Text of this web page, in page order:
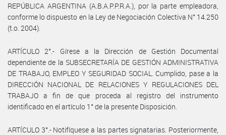
REPÚBLICA ARGENTINA (A.B.A.P.P.R.A.), por la parte empleadora,
conforme lo dispuesto en la Ley de Negociación Colectiva N° 14.250
(t.o. 2004).
ARTÍCULO 2°.- Gírese a la Dirección de Gestión Documental
dependiente de la SUBSECRETARÍA DE GESTIÓN ADMINISTRATIVA
DE TRABAJO, EMPLEO Y SEGURIDAD SOCIAL. Cumplido, pase a la
DIRECCIÓN NACIONAL DE RELACIONES Y REGULACIONES DEL
TRABAJO a fin de que proceda al registro del instrumento
identificado en el artículo 1° de la presente Disposición.
ARTÍCULO 3°.- Notifíquese a las partes signatarias. Posteriormente,